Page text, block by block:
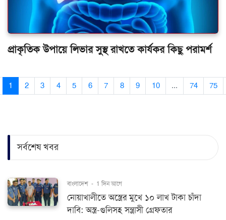
প্রাকৃতিক উপায়ে লিভার সুস্থ রাখতে কার্যকর কিছু পরামর্শ
1 2 3 4 5 6 7 8 9 10 ... 74 75
সর্বশেষ খবর
বাংলাদেশ - 1 দিন আগে
নোয়াখালীতে অস্ত্রের মুখে ১০ লাখ টাকা চাঁদা
দাবি: অস্ত্র-গুলিসহ সন্ত্রাসী গ্রেফতার